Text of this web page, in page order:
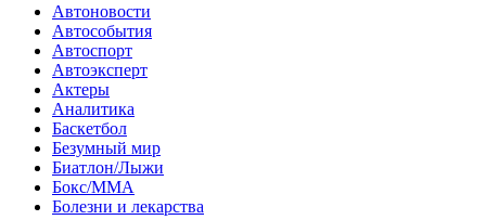
Автоновости
Автособытия
Автоспорт
Автоэксперт
Актеры
Аналитика
Баскетбол
Безумный мир
Биатлон/Лыжи
Бокс/MMA
Болезни и лекарства